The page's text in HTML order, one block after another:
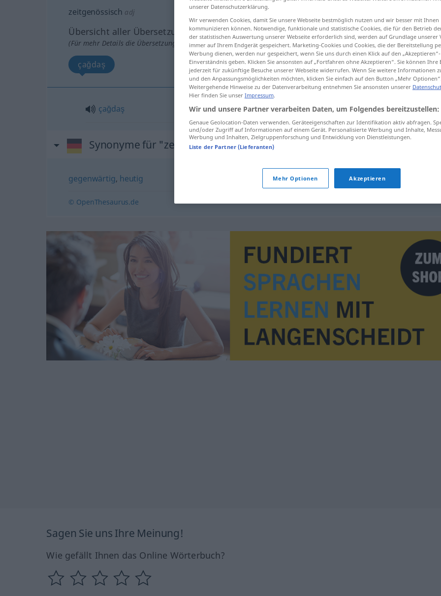
zeitgenössisch adj
Übersicht aller Übersetzungen
(Für mehr Details die Übersetzung anklicken/antippen)
çağdaş
çağdaş zeitgenössisch
Synonyme für "zeitgenössisch"
gegenwärtig, heutig
© OpenThesaurus.de
Sagen Sie uns Ihre Meinung!
Wie gefällt Ihnen das Online Wörterbuch?
unserer Datenschutzerklärung.
Wir verwenden Cookies, damit Sie unsere Webseite bestmöglich nutzen und wir besser mit Ihnen
kommunizieren können. Notwendige, funktionale und statistische Cookies, die für den Betrieb
der statistischen Auswertung unserer Webseite erforderlich sind, werden auf Grundlage unserer
immer auf Ihrem Endgerät gespeichert. Marketing-Cookies und Cookies, die der Bereitstellung
Werbung dienen, werden nur gespeichert, wenn Sie uns durch einen Klick auf den
Einverständnis geben. Klicken Sie ansonsten auf „Fortfahren ohne Akzeptieren“. Sie können
jederzeit für zukünftige Besuche unserer Webseite widerrufen. Wenn Sie weitere Informationen
und den Anpassungsmöglichkeiten möchten, klicken Sie einfach auf den Button „Mehr
Weitergehende Hinweise zu der Datenverarbeitung entnehmen Sie ansonsten unserer
Hier finden Sie unser Impressum.
Wir und unsere Partner verarbeiten Daten, um Folgendes bereitzustellen:
Genaue Geolocation-Daten verwenden. Geräteeigenschaften zur Identifikation aktiv abfragen.
und/oder Zugriff auf Informationen auf einem Gerät. Personalisierte Werbung und Inhalte,
Werbung und Inhalten, Zielgruppenforschung und Entwicklung von Dienstleistungen.
Liste der Partner (Lieferanten)
Mehr Optionen Akzeptieren